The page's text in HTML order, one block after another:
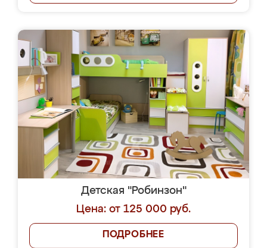
Детская "Робинзон"
Цена: от 125 000 руб.
ПОДРОБНЕЕ